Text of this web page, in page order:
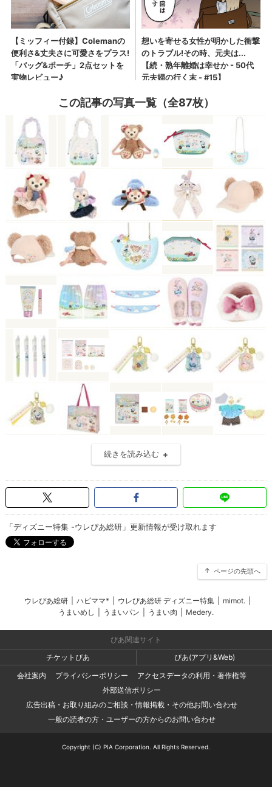
この記事の写真一覧（全87枚）
続きを読み込む
「ディズニー特集 -ウレぴあ総研」更新情報が受け取れます
ページの先頭へ
ウレぴあ総研 ハピママ* ウレぴあ総研 ディズニー特集 mimot.
うまいめし
うまいパン うまい肉 Medery.
ぴあ関連サイト
チケットぴあ
ぴあ(アプリ&Web)
会社案内
プライバシーポリシー
アクセスデータの利用・著作権等
外部送信ポリシー
広告出稿・お取り組みのご相談・情報掲載・その他お問い合わせ
一般の読者の方・ユーザーの方からのお問い合わせ
Copyright (C) PIA Corporation. All Rights Reserved.